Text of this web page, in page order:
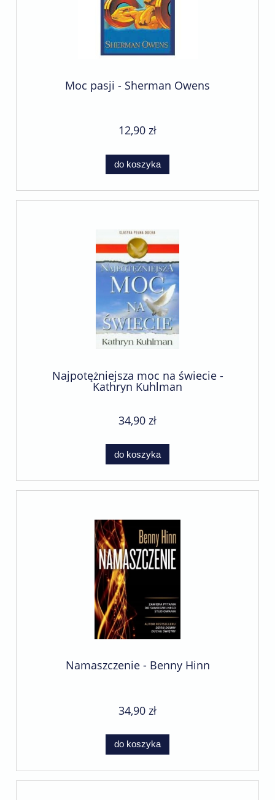
Moc pasji - Sherman Owens
12,90 zł
do koszyka
Najpotężniejsza moc na świecie -
Kathryn Kuhlman
34,90 zł
do koszyka
Namaszczenie - Benny Hinn
34,90 zł
do koszyka